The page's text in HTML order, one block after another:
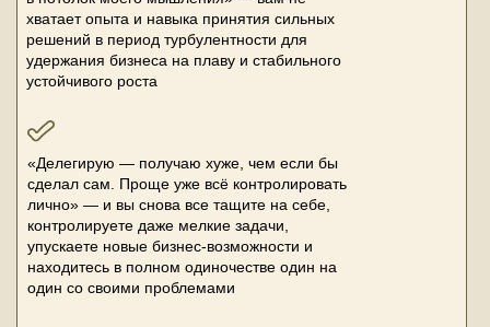
хватает опыта и навыка принятия сильных
решений в период турбулентности для
удержания бизнеса на плаву и стабильного
устойчивого роста
«Делегирую — получаю хуже, чем если бы
сделал сам. Проще уже всё контролировать
лично» — и вы снова все тащите на себе,
контролируете даже мелкие задачи,
упускаете новые бизнес-возможности и
находитесь в полном одиночестве один на
один со своими проблемами